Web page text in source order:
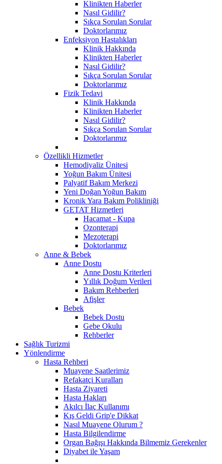
Klinikten Haberler
Nasıl Gidilir?
Sıkça Sorulan Sorular
Doktorlarımız
Enfeksiyon Hastalıkları
Klinik Hakkında
Klinikten Haberler
Nasıl Gidilir?
Sıkça Sorulan Sorular
Doktorlarımız
Fizik Tedavi
Klinik Hakkında
Klinikten Haberler
Nasıl Gidilir?
Sıkça Sorulan Sorular
Doktorlarımız
Özellikli Hizmetler
Hemodiyaliz Ünitesi
Yoğun Bakım Ünitesi
Palyatif Bakım Merkezi
Yeni Doğan Yoğun Bakım
Kronik Yara Bakım Polikliniği
GETAT Hizmetleri
Hacamat - Kupa
Ozonterapi
Mezoterapi
Doktorlarımız
Anne & Bebek
Anne Dostu
Anne Dostu Kriterleri
Yıllık Doğum Verileri
Bakım Rehberleri
Afişler
Bebek
Bebek Dostu
Gebe Okulu
Rehberler
Sağlık Turizmi
Yönlendirme
Hasta Rehberi
Muayene Saatlerimiz
Refakatçi Kuralları
Hasta Ziyareti
Hasta Hakları
Akılcı İlaç Kullanımı
Kış Geldi Grip'e Dikkat
Nasıl Muayene Olurum ?
Hasta Bilgilendirme
Organ Bağışı Hakkında Bilmemiz Gerekenler
Diyabet ile Yaşam